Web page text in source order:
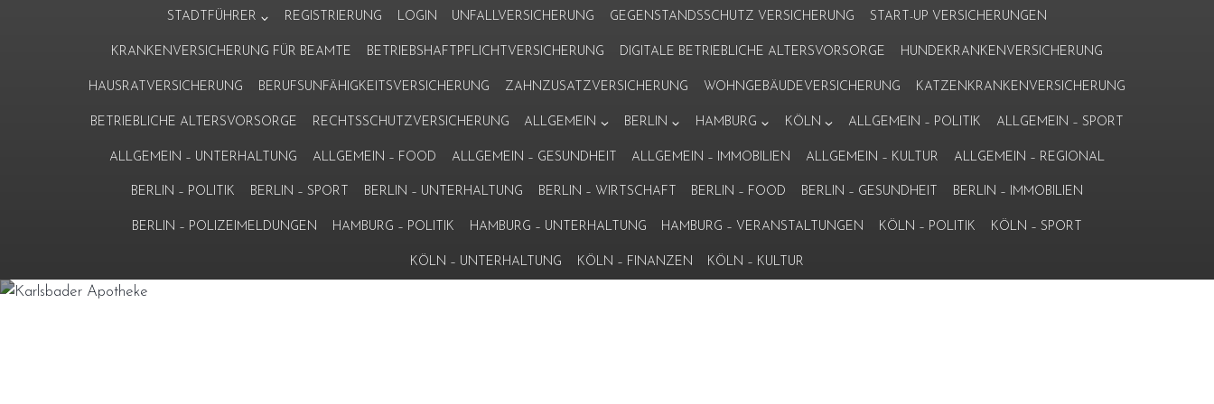
STADTFÜHRER REGISTRIERUNG LOGIN UNFALLVERSICHERUNG GEGENSTANDSSCHUTZ VERSICHERUNG START-UP VERSICHERUNGEN
KRANKENVERSICHERUNG FÜR BEAMTE BETRIEBSHAFTPFLICHTVERSICHERUNG DIGITALE BETRIEBLICHE ALTERSVORSORGE HUNDEKRANKENVERSICHERUNG
HAUSRATVERSICHERUNG BERUFSUNFÄHIGKEITSVERSICHERUNG ZAHNZUSATZVERSICHERUNG WOHNGEBÄUDEVERSICHERUNG KATZENKRANKENVERSICHERUNG
BETRIEBLICHE ALTERSVORSORGE RECHTSSCHUTZVERSICHERUNG ALLGEMEIN BERLIN HAMBURG KÖLN ALLGEMEIN – POLITIK ALLGEMEIN – SPORT
ALLGEMEIN – UNTERHALTUNG ALLGEMEIN – FOOD ALLGEMEIN – GESUNDHEIT ALLGEMEIN – IMMOBILIEN ALLGEMEIN – KULTUR ALLGEMEIN – REGIONAL
BERLIN – POLITIK BERLIN – SPORT BERLIN – UNTERHALTUNG BERLIN – WIRTSCHAFT BERLIN – FOOD BERLIN – GESUNDHEIT BERLIN – IMMOBILIEN
BERLIN – POLIZEIMELDUNGEN HAMBURG – POLITIK HAMBURG – UNTERHALTUNG HAMBURG – VERANSTALTUNGEN KÖLN – POLITIK KÖLN – SPORT
KÖLN – UNTERHALTUNG KÖLN – FINANZEN KÖLN – KULTUR